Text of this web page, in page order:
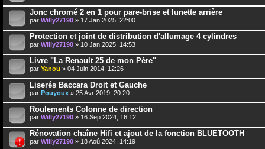
Jonc chromé 2 en 1 pour pare-brise et lunette arrière
par Willy27190 » 17 Jan 2025, 22:00
Protection et joint de distribution d'allumage 4 cylindres
par Willy27190 » 10 Jan 2025, 14:53
Livre "La Renault 25 de mon Père"
par Yanou » 04 Juin 2014, 12:26
Liserés Baccara Droit et Gauche
par Pouyoux » 25 Avr 2019, 20:20
Roulements Colonne de direction
par Willy27190 » 16 Sep 2024, 16:12
Rénovation chaîne Hifi et ajout de la fonction BLUETOOTH
par Willy27190 » 18 Aoû 2024, 14:19